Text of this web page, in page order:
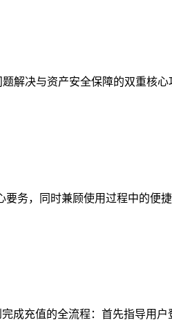
解决与资产安全保障的双重核
务，同时兼顾使用过程中的便
成充值的全流程：首先指导用户